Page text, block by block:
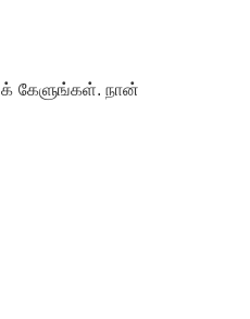
கேளுங்கள். நான்